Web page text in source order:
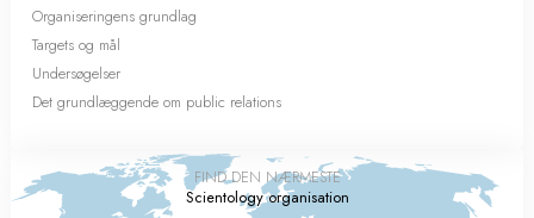
Organiseringens grundlag
Targets og mål
Undersøgelser
Det grundlæggende om public relations
FIND DEN NÆRMESTE
Scientology organisation